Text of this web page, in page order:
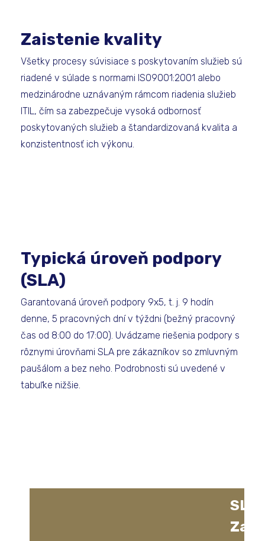
Zaistenie kvality
Všetky procesy súvisiace s poskytovaním služieb sú
riadené v súlade s normami ISO9001:2001 alebo
medzinárodne uznávaným rámcom riadenia služieb
ITIL, čím sa zabezpečuje vysoká odbornosť
poskytovaných služieb a štandardizovaná kvalita a
konzistentnosť ich výkonu.
Typická úroveň podpory
(SLA)
Garantovaná úroveň podpory 9x5, t. j. 9 hodín
denne, 5 pracovných dní v týždni (bežný pracovný
čas od 8:00 do 17:00). Uvádzame riešenia podpory s
rôznymi úrovňami SLA pre zákazníkov so zmluvným
paušálom a bez neho. Podrobnosti sú uvedené v
tabuľke nižšie.
SLA